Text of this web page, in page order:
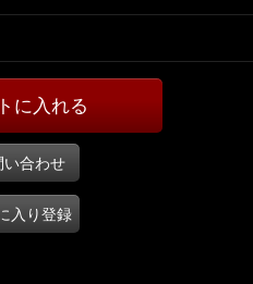
に入れる
い合わせ
入り登録